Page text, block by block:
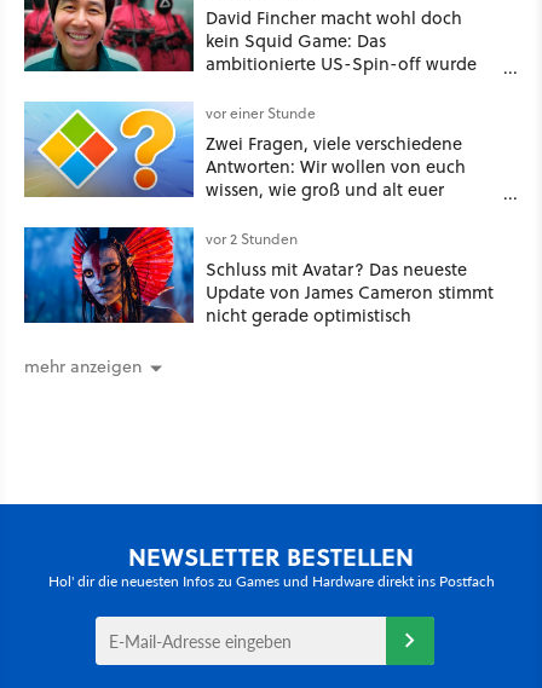
David Fincher macht wohl doch
kein Squid Game: Das
ambitionierte US-Spin-off wurde
vor einer Stunde
Zwei Fragen, viele verschiedene
Antworten: Wir wollen von euch
wissen, wie groß und alt euer
vor 2 Stunden
Schluss mit Avatar? Das neueste
Update von James Cameron stimmt
nicht gerade optimistisch
mehr anzeigen
NEWSLETTER BESTELLEN
Hol' dir die neuesten Infos zu Games und Hardware direkt ins Postfach